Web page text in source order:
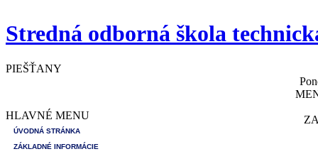
Stredná odborná škola
PIEŠŤANY
HLAVNÉ MENU
ÚVODNÁ STRÁNKA
ZÁKLADNÉ INFORMÁCIE